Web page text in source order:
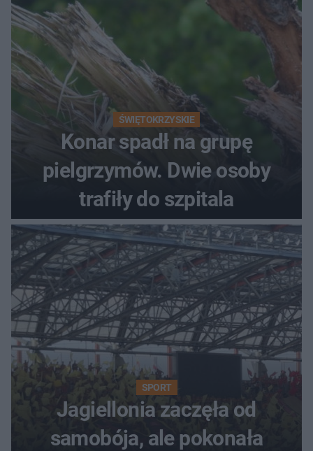
ŚWIĘTOKRZYSKIE
Konar spadł na grupę
pielgrzymów. Dwie osoby
trafiły do szpitala
SPORT
Jagiellonia zaczęła od
samobója, ale pokonała